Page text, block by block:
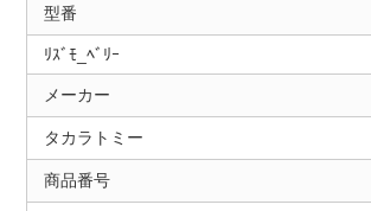
型番
ﾘｽﾞﾓ_ﾍﾞﾘｰ
メーカー
タカラトミー
商品番号